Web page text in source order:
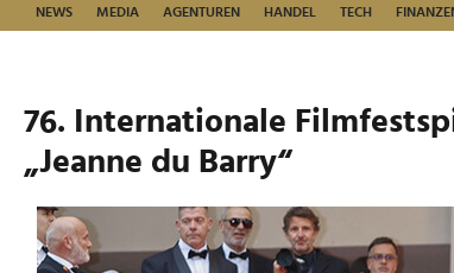
NEWS MEDIA AGENTUREN HANDEL TECH
76. Internationale
„Jeanne du Barry“